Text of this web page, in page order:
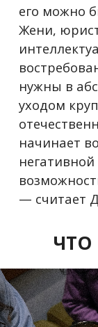
его можно
Жени,
нужны в
уходом
начинает
— считает
ЧТО